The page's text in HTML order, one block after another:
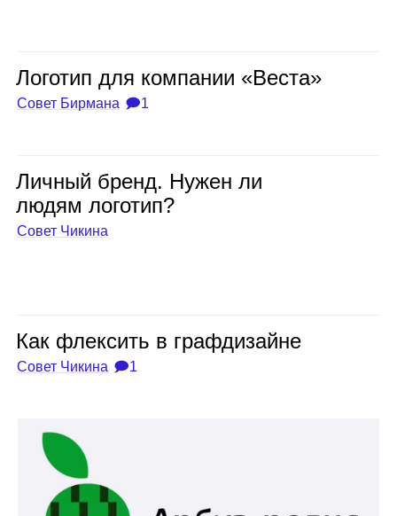
Лого­тип для ком­па­нии «Веста»
Совет Бирмана 🗩1
Лич­ный бренд. Нужен ли
людям лого­тип?
Совет Чикина
Как флек­сить в граф­ди­зайне
Совет Чикина 🗩1